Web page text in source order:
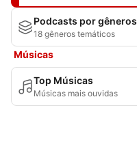
Podcasts por gêneros
18 gêneros temáticos
Músicas
Top Músicas
Músicas mais ouvidas